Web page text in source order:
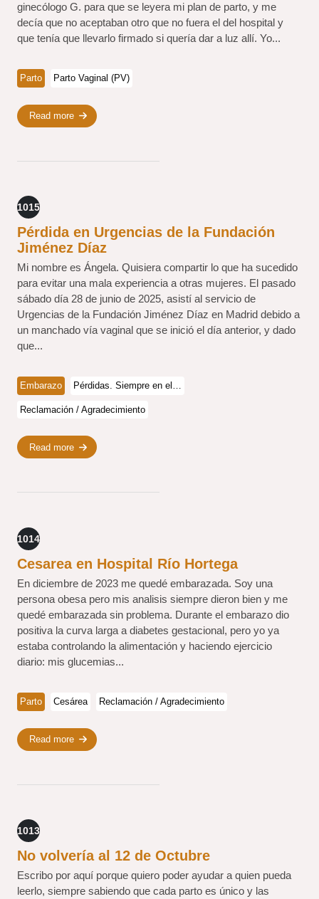
ginecólogo G. para que se leyera mi plan de parto, y me
decía que no aceptaban otro que no fuera el del hospital y
que tenía que llevarlo firmado si quería dar a luz allí. Yo...
Parto Parto Vaginal (PV)
Read more
1015
Pérdida en Urgencias de la Fundación
Jiménez Díaz
Mi nombre es Ángela. Quisiera compartir lo que ha sucedido
para evitar una mala experiencia a otras mujeres. El pasado
sábado día 28 de junio de 2025, asistí al servicio de
Urgencias de la Fundación Jiménez Díaz en Madrid debido a
un manchado vía vaginal que se inició el día anterior, y dado
que...
Embarazo Pérdidas. Siempre en el…
Reclamación / Agradecimiento
Read more
1014
Cesarea en Hospital Río Hortega
En diciembre de 2023 me quedé embarazada. Soy una
persona obesa pero mis analisis siempre dieron bien y me
quedé embarazada sin problema. Durante el embarazo dio
positiva la curva larga a diabetes gestacional, pero yo ya
estaba controlando la alimentación y haciendo ejercicio
diario: mis glucemias...
Parto Cesárea Reclamación / Agradecimiento
Read more
1013
No volvería al 12 de Octubre
Escribo por aquí porque quiero poder ayudar a quien pueda
leerlo, siempre sabiendo que cada parto es único y las